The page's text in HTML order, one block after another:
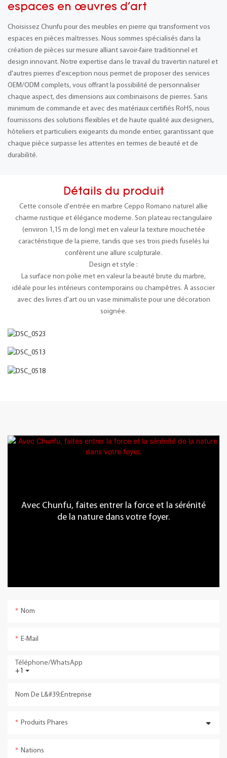
espaces en œuvres d'art
Choisissez Chunfu pour des meubles en pierre qui transforment vos
espaces en pièces maîtresses. Nous sommes spécialisés dans la
création de pièces sur mesure alliant savoir-faire traditionnel et
design innovant. Notre expertise dans le travail du travertin naturel et
d'autres pierres d'exception nous permet de proposer des services
OEM/ODM complets, vous offrant la possibilité de personnaliser
chaque aspect, des dimensions aux combinaisons de pierres. Sans
minimum de commande et avec des matériaux certifiés RoHS, nous
fournissons des solutions flexibles et de haute qualité aux designers,
hôteliers et particuliers exigeants du monde entier, garantissant que
chaque pièce surpasse les attentes en termes de beauté et de
durabilité.
Détails du produit
Cette console d'entrée en marbre Ceppo Romano naturel allie
charme rustique et élégance moderne. Son plateau rectangulaire
(environ 1,15 m de long) met en valeur la texture mouchetée
caractéristique de la pierre, tandis que ses trois pieds fuselés lui
confèrent une allure sculpturale.
Design et style :
La surface non polie met en valeur la beauté brute du marbre,
idéale pour les intérieurs contemporains ou champêtres. À associer
avec des livres d'art ou un vase minimaliste pour une décoration
soignée.
Avec Chunfu, faites entrer la force et la sérénité
de la nature dans votre foyer.
Nom
E-Mail
+1
Téléphone/WhatsApp
Nom De L&#39;entreprise
Produits Phares
Nations